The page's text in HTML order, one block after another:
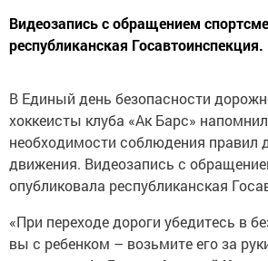
Видеозапись с обращением
республиканская Госавтоинспекция.
В Единый день безопасности
хоккеисты клуба «Ак Барс»
необходимости соблюдения правил
движения. Видеозапись с
опубликовала республиканская
«При переходе дороги убедитесь в
вы с ребенком – возьмите его за